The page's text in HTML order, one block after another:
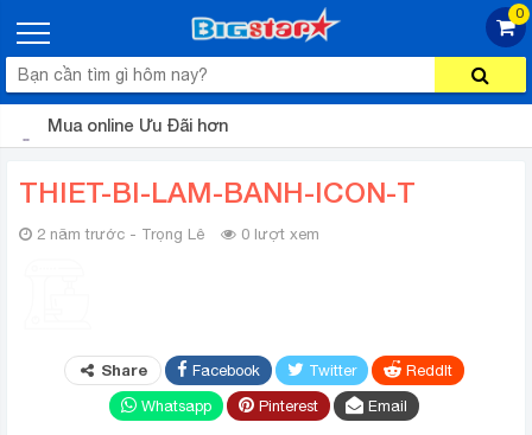
0
Mua online Ưu Đãi hơn
THIET-BI-LAM-BANH-ICON-T
2 năm trước - Trọng Lê 0 lượt xem
Share Facebook Twitter
ReddIt
Whatsapp
Pinterest Email